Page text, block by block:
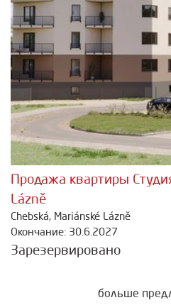
Продажа квартиры
Lázně
Chebská, Mariánské Lázně
Окончание: 30.6.2027
Зарезервировано
больше